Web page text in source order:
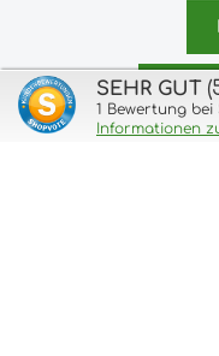
© 2026
Alle
SEHR GUT
1 Bewertung bei
Informationen